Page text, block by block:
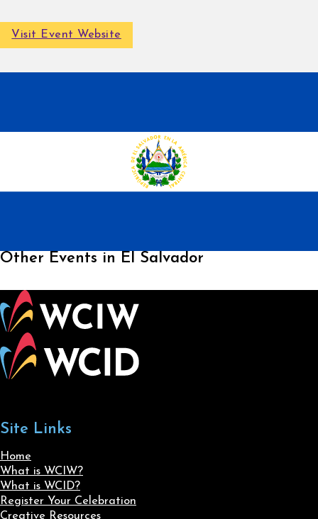
Visit Event Website
Other Events in El Salvador
Site Links
Home
What is WCIW?
What is WCID?
Register Your Celebration
Creative Resources